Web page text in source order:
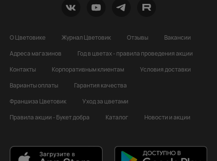
О Цветовике Журнал Цветовик Отзывы
Вакансии
Адреса магазинов
Год в цветах - правила проведения акции
Контакты
Корпоративным клиентам
Условия доставки
Варианты оплаты
Гарантия качества
Франшиза Цветовик
Уход за цветами
Правила акции - Букет добра
Каталог Новости и акции